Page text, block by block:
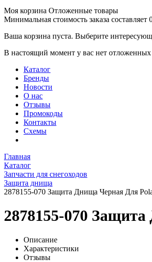
Моя корзина Отложенные товары
Минимальная стоимость заказа
Ваша корзина пуста. Выберите
В настоящий момент у вас нет отложенных
Каталог
Бренды
Новости
О нас
Отзывы
Промокоды
Контакты
Схемы
Главная
Каталог
Запчасти для снегоходов
Защита днища
2878155-070 Защита Днища Черная Для
2878155-070
Описание
Характеристики
Отзывы